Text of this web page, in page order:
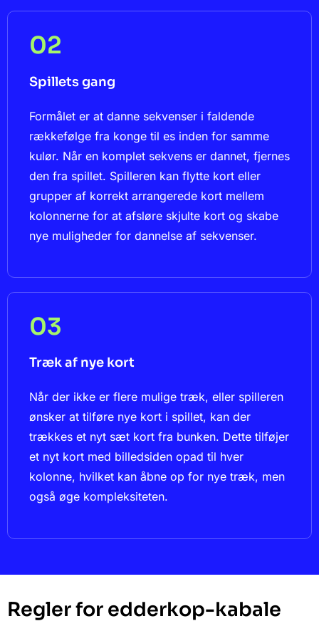
02
Spillets gang
Formålet er at danne sekvenser i faldende
rækkefølge fra konge til es inden for samme
kulør. Når en komplet sekvens er dannet, fjernes
den fra spillet. Spilleren kan flytte kort eller
grupper af korrekt arrangerede kort mellem
kolonnerne for at afsløre skjulte kort og skabe
nye muligheder for dannelse af sekvenser.
03
Træk af nye kort
Når der ikke er flere mulige træk, eller spilleren
ønsker at tilføre nye kort i spillet, kan der
trækkes et nyt sæt kort fra bunken. Dette tilføjer
et nyt kort med billedsiden opad til hver
kolonne, hvilket kan åbne op for nye træk, men
også øge kompleksiteten.
Regler for edderkop-kabale